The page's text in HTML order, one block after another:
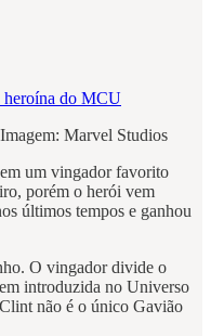
Marvel Studios
um vingador favorito
porém o herói vem
últimos tempos e ganhou
O vingador divide o
introduzida no Universo
não é o único Gavião